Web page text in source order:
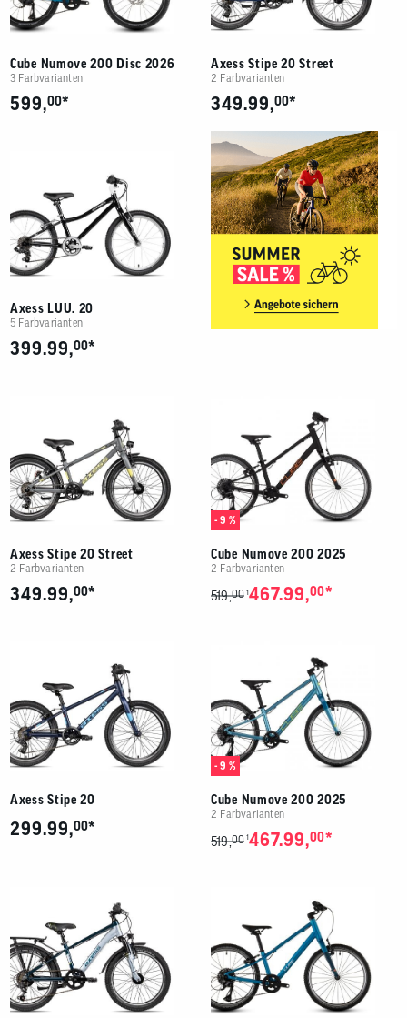
Cube Numove 200 Disc 2026
3 Farbvarianten
599,00*
Axess Stipe 20 Street
2 Farbvarianten
349.99,00*
Axess LUU. 20
5 Farbvarianten
399.99,00*
Axess Stipe 20 Street
2 Farbvarianten
349.99,00*
- 9 %
Cube Numove 200 2025
2 Farbvarianten
519,00 1467.99,00*
Axess Stipe 20
299.99,00*
- 9 %
Cube Numove 200 2025
2 Farbvarianten
519,00 1467.99,00*